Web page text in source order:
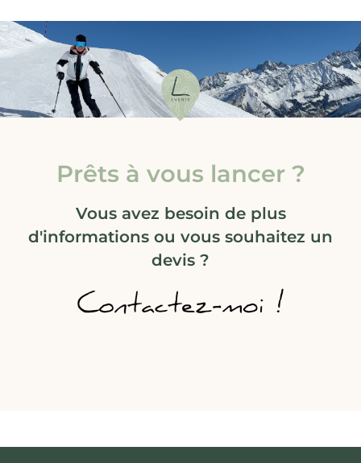
Prêts à vous lancer ?
Vous avez besoin de plus
d'informations ou vous souhaitez un
devis ?